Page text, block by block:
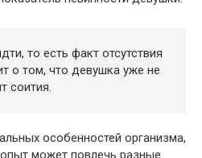
то есть факт отсутствия
о том, что девушка уже не
соития.
особенностей организма,
может повлечь разные